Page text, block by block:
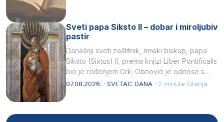
Sveti papa Siksto II – dobar i miroljubiv
pastir
Današnji sveti zaštitnik, rimski biskup, papa
Siksto (Sixtus) II, prema knjizi Liber Pontificalis
bio je rođenjem Grk. Obnovio je odnose s
afričkim…
07.08.2026. · SVETAC DANA · 2 minute čitanja